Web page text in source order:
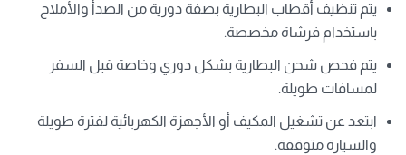
يتم تنظيف أقطاب البطارية بصفة دورية من الصدأ والأملاح
باستخدام فرشاة مخصصة.
يتم فحص شحن البطارية بشكل دوري وخاصة قبل السفر
لمسافات طويلة.
ابتعد عن تشغيل المكيف أو الأجهزة الكهربائية لفترة طويلة
والسيارة متوقفة.